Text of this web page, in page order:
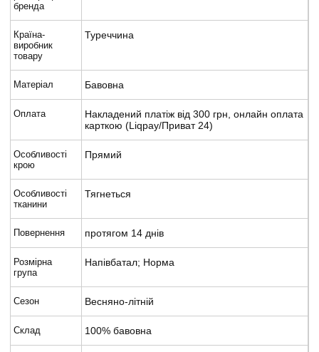
бренда
Країна-
виробник
товару
Туреччина
Матеріал Бавовна
Оплата
Накладений платіж від 300 грн, онлайн оплата
карткою (Liqpay/Приват 24)
Особливості
крою
Прямий
Особливості
тканини
Тягнеться
Повернення протягом 14 днів
Розмірна
група
Напівбатал; Норма
Сезон Весняно-літній
Склад 100% бавовна